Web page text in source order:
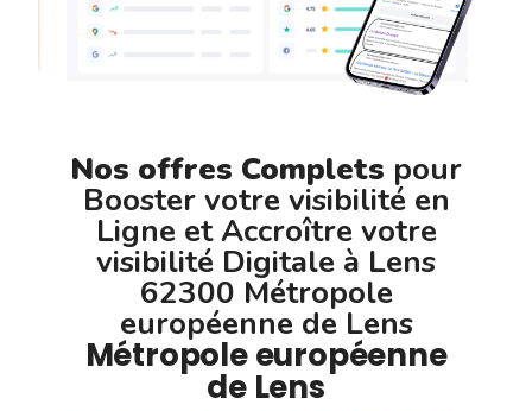
Nos offres Complets pour
Booster votre visibilité en
Ligne et Accroître votre
visibilité Digitale à Lens
62300 Métropole
européenne de Lens
Métropole européenne
de Lens